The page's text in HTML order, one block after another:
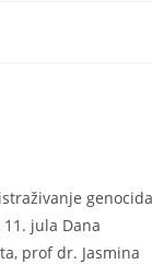
genocida
jula Dana
prof dr. Jasmina